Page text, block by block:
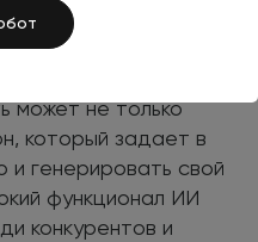
может не только
который задает в
и генерировать свой
функционал ИИ
конкурентов и